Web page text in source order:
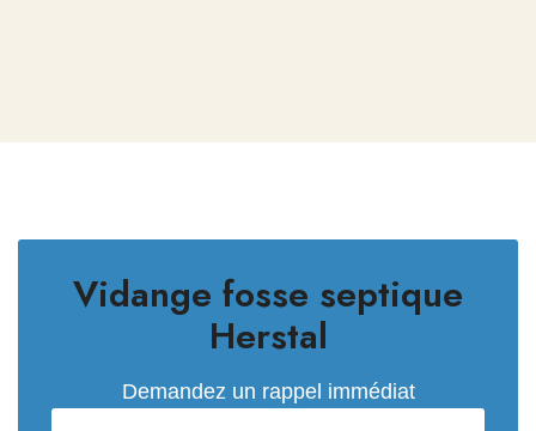
Vidange fosse septique
Herstal
Demandez un rappel immédiat